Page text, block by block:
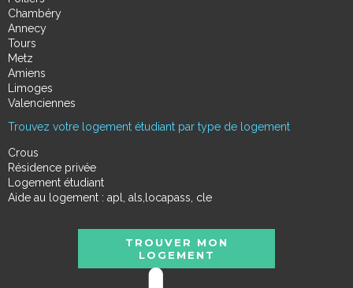
Chambéry
Annecy
Tours
Metz
Amiens
Limoges
Valenciennes
Trouvez votre logement étudiant par type de logement
Crous
Résidence privée
Logement étudiant
Aide au logement : apl, als,locapass, cle
TROUVER MON
LOGEMENT